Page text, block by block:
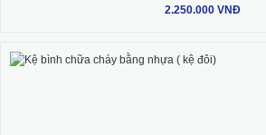
2.250.000 VNĐ